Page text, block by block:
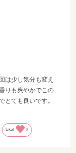
は少し気分も変え
りも爽やかでこの
とても良いです。
Like! 0